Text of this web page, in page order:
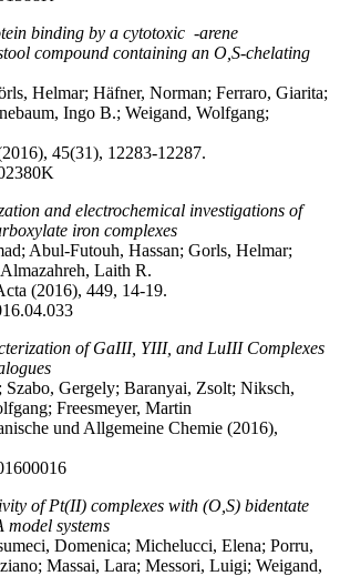
binding by a cytotoxic -arene
compound containing an O,S-chelating
Helmar; Häfner, Norman; Ferraro, Giarita;
Ingo B.; Weigand, Wolfgang;
45(31), 12283-12287.
and electrochemical investigations of
iron complexes
Abul-Futouh, Hassan; Gorls, Helmar;
Laith R.
(2016), 449, 14-19.
of GaIII, YIII, and LuIII Complexes
Gergely; Baranyai, Zsolt; Niksch,
Freesmeyer, Martin
und Allgemeine Chemie (2016),
of Pt(II) complexes with (O,S) bidentate
systems
Domenica; Michelucci, Elena; Porru,
Massai, Lara; Messori, Luigi; Weigand,